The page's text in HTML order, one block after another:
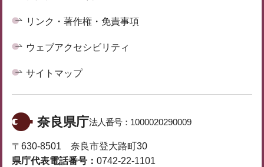
リンク・著作権・免責事項
ウェブアクセシビリティ
サイトマップ
奈良県庁法人番号： 1000020290009
〒630-8501 奈良市登大路町30
県庁代表電話番号： 0742-22-1101